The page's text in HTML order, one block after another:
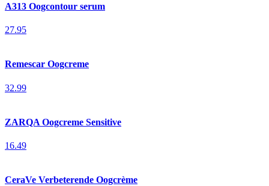
A313 Oogcontour serum
27.95
Remescar Oogcreme
32.99
ZARQA Oogcreme Sensitive
16.49
CeraVe Verbeterende Oogcrème